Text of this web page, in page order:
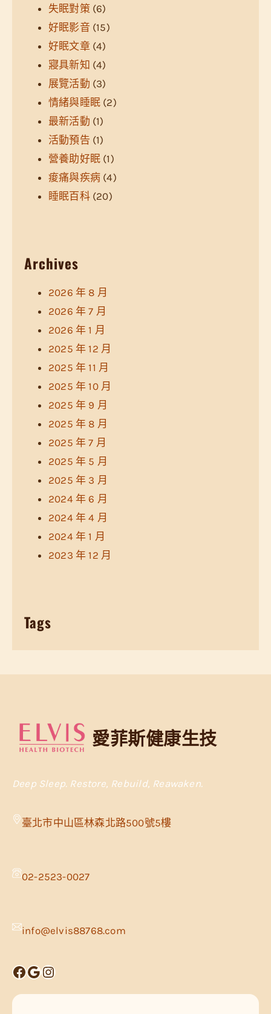
失眠對策(6)
好眠影音 (15)
好眠文章(4)
寢具新知 (4)
展覽活動 (3)
情緒與睡眠 (2)
最新活動 (1)
活動預告 (1)
營養助好眠 (1)
痠痛與疾病 (4)
睡眠百科(20)
Archives
2026 年 8 月
2026 年 7 月
2026 年 1 月
2025 年 12 月
2025 年 11 月
2025 年 10 月
2025 年 9 月
2025 年 8 月
2025 年 7 月
2025 年 5 月
2025 年 3 月
2024 年 6 月
2024 年 4 月
2024 年 1 月
2023 年 12 月
Tags
愛菲斯健康生技
Deep Sleep. Restore, Rebuild, Reawaken.
臺北市中山區林森北路500號5樓
02-2523-0027
info@elvis88768.com
Facebook Google Instagram